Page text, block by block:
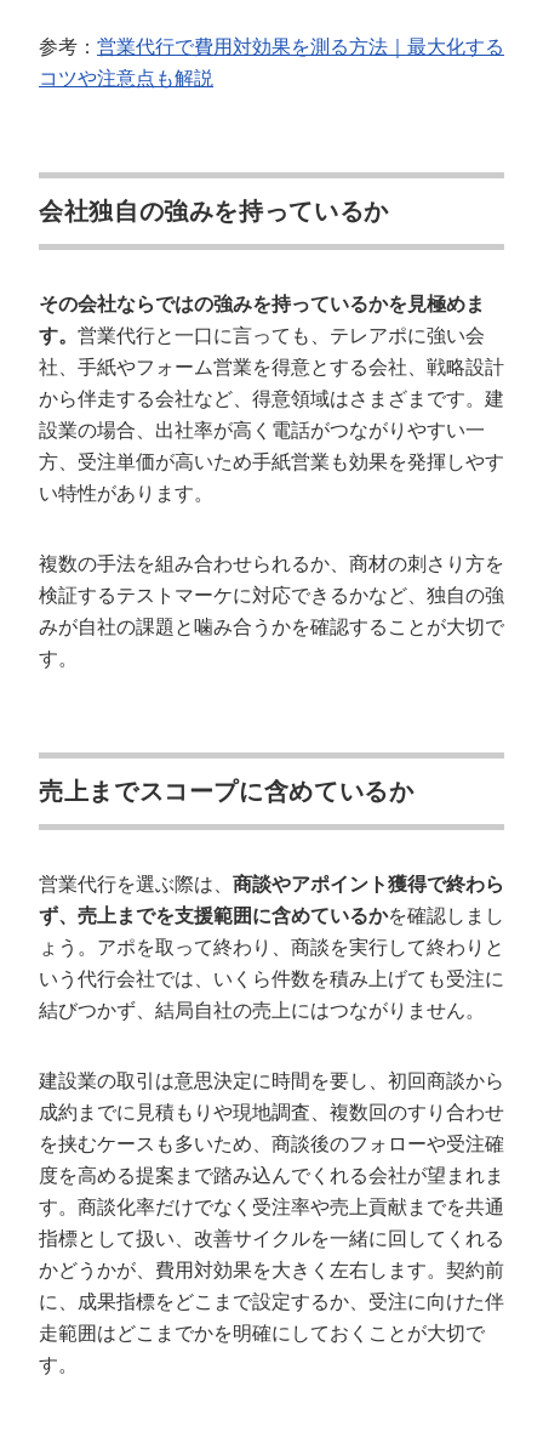
参考： 営業代行で費用対効果を測る方法｜最大化する
コツや注意点も解説
会社独自の強みを持っているか
その会社ならではの強みを持っているかを見極めま
す。 営業代行と一口に言っても、テレアポに強い会
社、手紙やフォーム営業を得意とする会社、戦略設計
から伴走する会社など、得意領域はさまざまです。建
設業の場合、出社率が高く電話がつながりやすい一
方、受注単価が高いため手紙営業も効果を発揮しやす
い特性があります。
複数の手法を組み合わせられるか、商材の刺さり方を
検証するテストマーケに対応できるかなど、独自の強
みが自社の課題と噛み合うかを確認することが大切で
す。
売上までスコープに含めているか
営業代行を選ぶ際は、 商談やアポイント獲得で終わら
ず、売上までを支援範囲に含めているかを確認しまし
ょう。アポを取って終わり、商談を実行して終わりと
いう代行会社では、いくら件数を積み上げても受注に
結びつかず、結局自社の売上にはつながりません。
建設業の取引は意思決定に時間を要し、初回商談から
成約までに見積もりや現地調査、複数回のすり合わせ
を挟むケースも多いため、商談後のフォローや受注確
度を高める提案まで踏み込んでくれる会社が望まれま
す。商談化率だけでなく受注率や売上貢献までを共通
指標として扱い、改善サイクルを一緒に回してくれる
かどうかが、費用対効果を大きく左右します。契約前
に、成果指標をどこまで設定するか、受注に向けた伴
走範囲はどこまでかを明確にしておくことが大切で
す。